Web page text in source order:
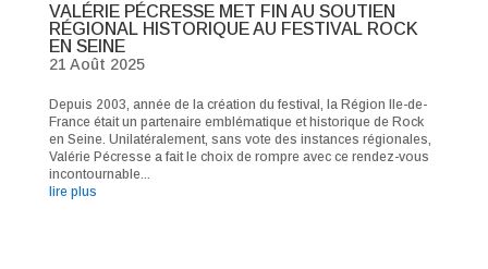
VALÉRIE PÉCRESSE MET FIN AU SOUTIEN
RÉGIONAL HISTORIQUE AU FESTIVAL ROCK
EN SEINE
21 Août 2025
Depuis 2003, année de la création du festival, la Région Ile-de-
France était un partenaire emblématique et historique de Rock
en Seine. Unilatéralement, sans vote des instances régionales,
Valérie Pécresse a fait le choix de rompre avec ce rendez-vous
incontournable...
lire plus